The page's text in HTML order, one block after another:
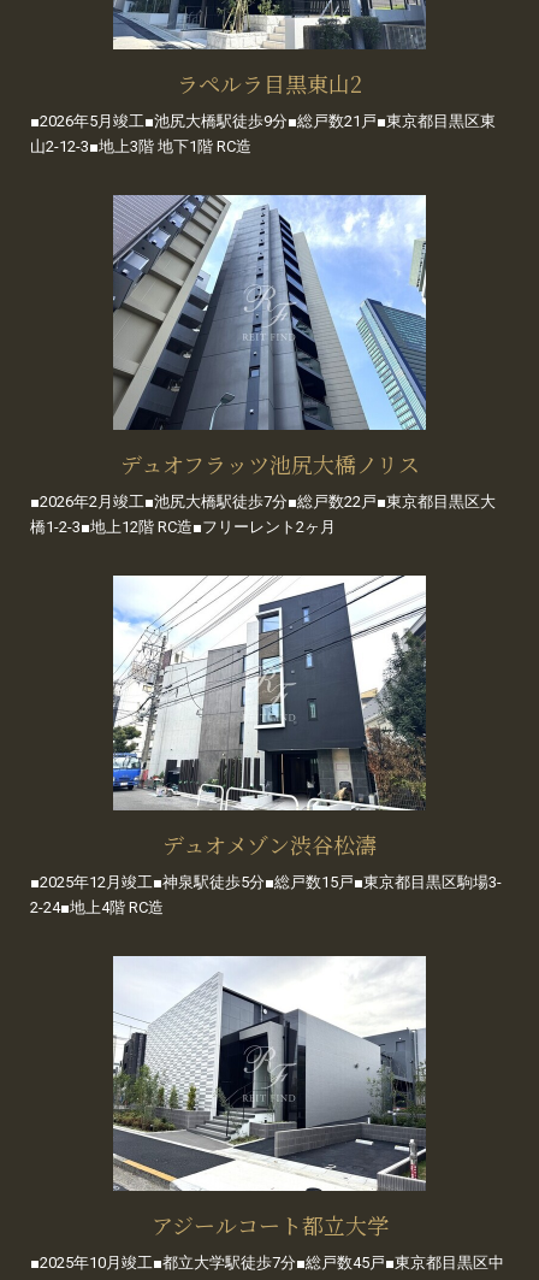
ラペルラ目黒東山2
■2026年5月竣工■池尻大橋駅徒歩9分■総戸数21戸■東京都目黒区東
山2-12-3■地上3階 地下1階 RC造
デュオフラッツ池尻大橋ノリス
■2026年2月竣工■池尻大橋駅徒歩7分■総戸数22戸■東京都目黒区大
橋1-2-3■地上12階 RC造■フリーレント2ヶ月
デュオメゾン渋谷松濤
■2025年12月竣工■神泉駅徒歩5分■総戸数15戸■東京都目黒区駒場3-
2-24■地上4階 RC造
アジールコート都立大学
■2025年10月竣工■都立大学駅徒歩7分■総戸数45戸■東京都目黒区中